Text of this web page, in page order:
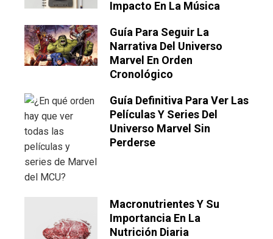
Impacto En La Música
Guía Para Seguir La
Narrativa Del Universo
Marvel En Orden
Cronológico
Guía Definitiva Para Ver Las
Películas Y Series Del
Universo Marvel Sin
Perderse
Macronutrientes Y Su
Importancia En La
Nutrición Diaria